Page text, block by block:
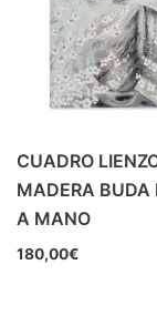
CUADRO
MADERA BUDA
A MANO
180,00€